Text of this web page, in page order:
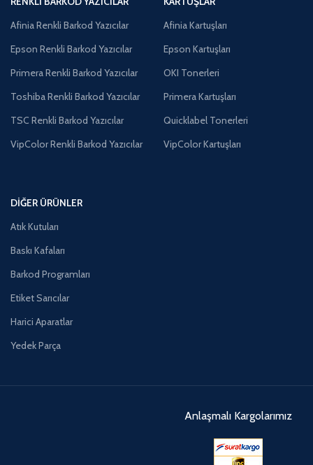
Afinia Renkli Barkod Yazıcılar
Epson Renkli Barkod Yazıcılar
Primera Renkli Barkod Yazıcılar
Toshiba Renkli Barkod Yazıcılar
TSC Renkli Barkod Yazıcılar
VipColor Renkli Barkod Yazıcılar
Afinia Kartuşları
Epson Kartuşları
OKI Tonerleri
Primera Kartuşları
Quicklabel Tonerleri
VipColor Kartuşları
DIĞER ÜRÜNLER
Atık Kutuları
Baskı Kafaları
Barkod Programları
Etiket Sarıcılar
Harici Aparatlar
Yedek Parça
Anlaşmalı Kargolarımız